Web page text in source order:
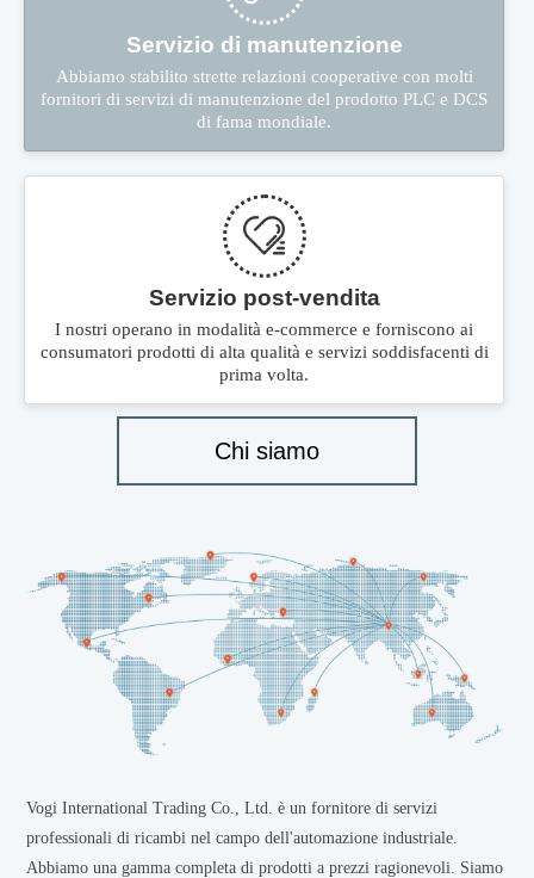
Servizio di manutenzione
Abbiamo stabilito strette relazioni cooperative con molti
fornitori di servizi di manutenzione del prodotto PLC e DCS
di fama mondiale.
Servizio post-vendita
I nostri operano in modalità e-commerce e forniscono ai
consumatori prodotti di alta qualità e servizi soddisfacenti di
prima volta.
Chi siamo
Vogi International Trading Co., Ltd. è un fornitore di servizi
professionali di ricambi nel campo dell'automazione industriale.
Abbiamo una gamma completa di prodotti a prezzi ragionevoli. Siamo